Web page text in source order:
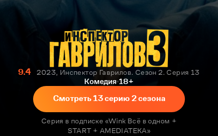
9.4
2023, Инспектор Гаврилов. Сезон 2. Серия 13
Комедия 18+
Смотреть 13 серию 2 сезона
Серия в подписке «Wink Всё в одном +
START + AMEDIATEKA»